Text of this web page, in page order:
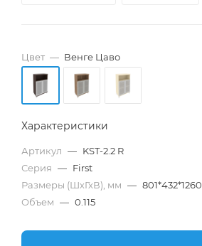
Цвет — Венге Цаво
Характеристики
Артикул — KST-2.2 R
Серия — First
Размеры (ШхГхВ), мм — 801*432*1260
Объем — 0.115